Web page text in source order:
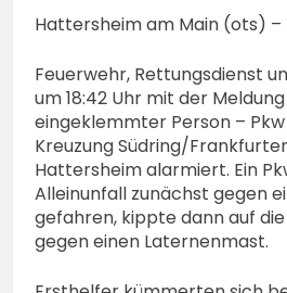
POL-OF:
bittet
7. August
POL-
aus
7.
HZA-F:
drei
7. August
POL-OH:
Hattersheim am Main (ots) –
Feuerwehr, Rettungsdienst
um 18:42 Uhr mit der
eingeklemmter Person – Pkw
Kreuzung Südring/
Hattersheim alarmiert. Ein
Alleinunfall zunächst gegen
gefahren, kippte dann auf
gegen einen Laternenmast.